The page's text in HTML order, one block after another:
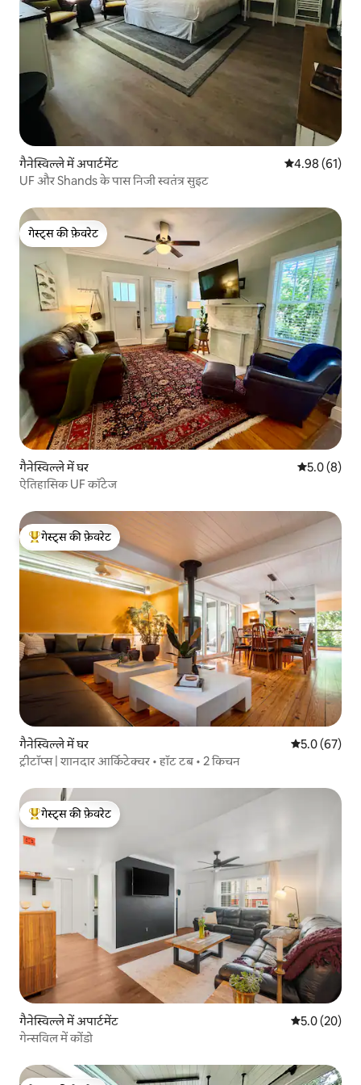
गैनेस्विल्ले में अपार्टमेंट औसत रेटिंग 5 में
4.98 (61)
UF और Shands के पास निजी स्वतंत्र सुइट
गेस्ट्स की फ़ेवरेट
गेस्ट्स की फ़ेवरेट
गैनेस्विल्ले में घर औसत रेटिंग 5
5.0 (8)
ऐतिहासिक UF कॉटेज
गेस्ट्स का टॉप फ़ेवरेट
गेस्ट्स की फ़ेवरेट
गैनेस्विल्ले में घर औसत रेटिंग 5
5.0 (67)
ट्रीटॉप्स | शानदार आर्किटेक्चर • हॉट टब • 2 किचन
गेस्ट्स का टॉप फ़ेवरेट
गेस्ट्स की फ़ेवरेट
गैनेस्विल्ले में अपार्टमेंट औसत रेटिंग 5
5.0 (20)
गेन्सविल में कोंडो